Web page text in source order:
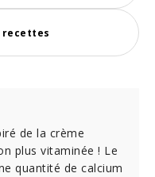
recettes
de la crème
plus vitaminée ! Le
quantité de calcium